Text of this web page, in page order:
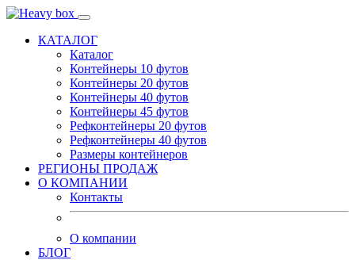
КАТАЛОГ
Каталог
Контейнеры 10 футов
Контейнеры 20 футов
Контейнеры 40 футов
Контейнеры 45 футов
Рефконтейнеры 20 футов
Рефконтейнеры 40 футов
Размеры контейнеров
РЕГИОНЫ ПРОДАЖ
О КОМПАНИИ
Контакты
О компании
БЛОГ